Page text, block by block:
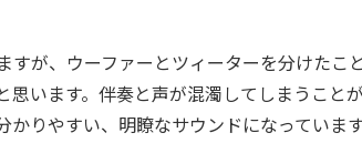
が、ウーファーとツィーターを分けたこ
います。伴奏と声が混濁してしまうこと
りやすい、明瞭なサウンドになっていま